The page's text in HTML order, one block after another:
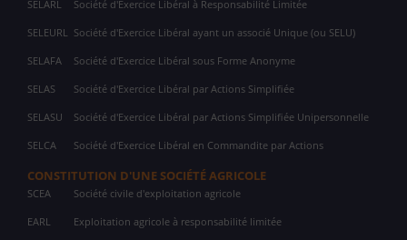
SELARL Société d'Exercice Libéral à Responsabilité Limitée
SELEURL Société d'Exercice Libéral ayant un associé Unique (ou SELU)
SELAFA Société d'Exercice Libéral sous Forme Anonyme
SELAS Société d'Exercice Libéral par Actions Simplifiée
SELASU Société d'Exercice Libéral par Actions Simplifiée Unipersonnelle
SELCA Société d'Exercice Libéral en Commandite par Actions
CONSTITUTION D'UNE SOCIÉTÉ AGRICOLE
SCEA Société civile d'exploitation agricole
EARL Exploitation agricole à responsabilité limitée